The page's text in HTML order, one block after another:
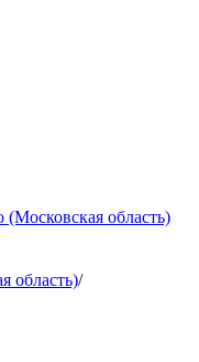
область)
область)/